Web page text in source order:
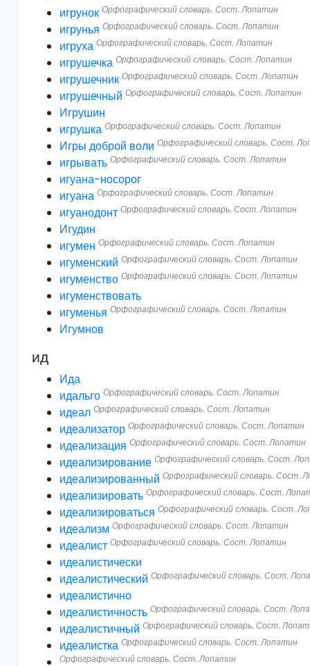
игрунок Орфографический словарь. Сост. Лопатин
игрунья Орфографический словарь. Сост. Лопатин
игруха Орфографический словарь. Сост. Лопатин
игрушечка Орфографический словарь. Сост. Лопатин
игрушечник Орфографический словарь. Сост. Лопатин
игрушечный Орфографический словарь. Сост. Лопатин
Игрушин
игрушка Орфографический словарь. Сост. Лопатин
Игры доброй воли Орфографический словарь. Сост.
игрывать Орфографический словарь. Сост. Лопатин
игуана-носорог
игуана Орфографический словарь. Сост. Лопатин
игуанодонт Орфографический словарь. Сост. Лопатин
Игудин
игумен Орфографический словарь. Сост. Лопатин
игуменский Орфографический словарь. Сост. Лопатин
игуменство Орфографический словарь. Сост. Лопатин
игуменствовать
игуменья Орфографический словарь. Сост. Лопатин
Игумнов
ид
Ида
идальго Орфографический словарь. Сост. Лопатин
идеал Орфографический словарь. Сост. Лопатин
идеализатор Орфографический словарь. Сост. Лопатин
идеализация Орфографический словарь. Сост. Лопатин
идеализирование Орфографический словарь. Сост.
идеализированный Орфографический словарь. Сост.
идеализировать Орфографический словарь. Сост.
идеализироваться Орфографический словарь. Сост.
идеализм Орфографический словарь. Сост. Лопатин
идеалист Орфографический словарь. Сост. Лопатин
идеалистически
идеалистический Орфографический словарь. Сост.
идеалистично
идеалистичность Орфографический словарь. Сост.
идеалистичный Орфографический словарь. Сост.
идеалистка Орфографический словарь. Сост. Лопатин
Орфографический словарь. Сост. Лопатин